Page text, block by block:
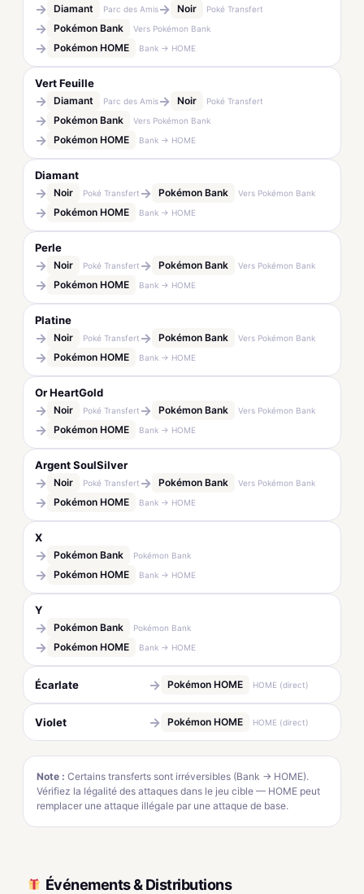
→ Diamant Parc des Amis→ Noir Poké Transfert
→ Pokémon Bank Vers Pokémon Bank
→ Pokémon HOME Bank → HOME
Vert Feuille
→ Diamant Parc des Amis→ Noir Poké Transfert
→ Pokémon Bank Vers Pokémon Bank
→ Pokémon HOME Bank → HOME
Diamant
→ Noir Poké Transfert → Pokémon Bank Vers Pokémon Bank
→ Pokémon HOME Bank → HOME
Perle
→ Noir Poké Transfert → Pokémon Bank Vers Pokémon Bank
→ Pokémon HOME Bank → HOME
Platine
→ Noir Poké Transfert → Pokémon Bank Vers Pokémon Bank
→ Pokémon HOME Bank → HOME
Or HeartGold
→ Noir Poké Transfert → Pokémon Bank Vers Pokémon Bank
→ Pokémon HOME Bank → HOME
Argent SoulSilver
→ Noir Poké Transfert → Pokémon Bank Vers Pokémon Bank
→ Pokémon HOME Bank → HOME
X
→ Pokémon Bank Pokémon Bank
→ Pokémon HOME Bank → HOME
Y
→ Pokémon Bank Pokémon Bank
→ Pokémon HOME Bank → HOME
Écarlate → Pokémon HOME HOME (direct)
Violet → Pokémon HOME HOME (direct)
Note : Certains transferts sont irréversibles (Bank → HOME).
Vérifiez la légalité des attaques dans le jeu cible — HOME peut
remplacer une attaque illégale par une attaque de base.
Événements & Distributions